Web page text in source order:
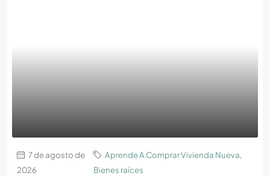
7 de agosto de
2026
Aprende A Comprar Vivienda Nueva,
Bienes raíces